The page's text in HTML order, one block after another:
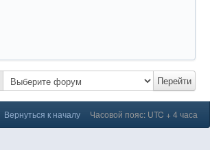
Перейти
Вернуться к началу Часовой пояс: UTC + 4 часа